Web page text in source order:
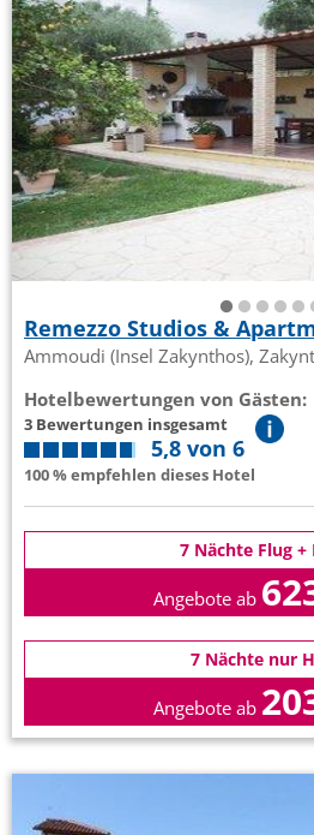
Remezzo Studios &
Ammoudi (Insel Zakynthos),
Hotelbewertungen von Gästen:
3 Bewertungen insgesamt
5,8 von 6
100 % empfehlen dieses Hotel
7 Nächte Flug +
Angebote ab
7 Nächte nur
Angebote ab